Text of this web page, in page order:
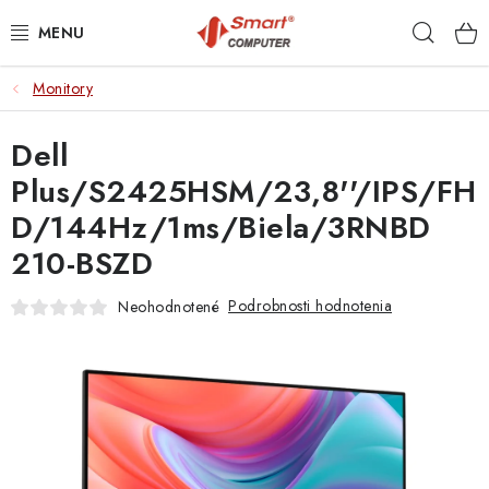
na
NOTEBOOKY
MOBILNÉ ZARIADENIA
PC A KOMPONENTY
PERIFÉRIE
TLAČIARNE
ELEKTRONIKA
Monitory
Dell
Plus/S2425HSM/23,8''/IPS/FH
D/144Hz/1ms/Biela/3RNBD
210-BSZD
Neohodnotené Podrobnosti hodnotenia